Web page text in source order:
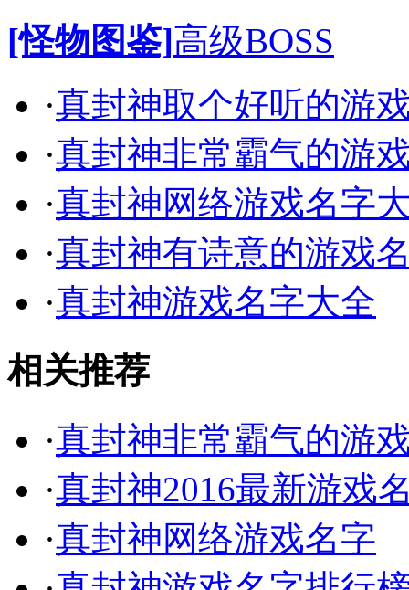
[怪物图鉴]高级BOSS
·真封神取个好听的游
·真封神非常霸气的游
·真封神网络游戏名字
·真封神有诗意的游戏
·真封神游戏名字大全
相关推荐
·真封神非常霸气的游
·真封神2016最新游戏
·真封神网络游戏名字